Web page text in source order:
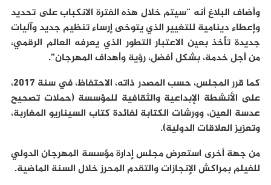
وأضاف البلاغ أنه “سيتم خلال هذه الفترة الانكباب على تحديد
وإعطاء دينامية للتغيير الذي يتوخى إرساء تنظيم جديد وآليات
جديدة تأخذ بعين الاعتبار التطور الذي يعرفه العالم الرقمي،
من أجل خدمة، بشكل أفضل، رؤية وأهداف المهرجان”.
كما قرر المجلس، حسب المصدر ذاته، الاحتفاظ، في سنة 2017،
على الأنشطة الإبداعية والثقافية للمؤسسة (حملات تصحيح
عدسة العين، وورشات الكتابة لفائدة كتاب السيناريو المغاربة،
وتعزيز العلاقات الدولية).
من جهة أخرى استعرض مجلس إدارة مؤسسة المهرجان الدولي
للفيلم بمراكش الإنجازات والتقدم المحرز خلال السنة الماضية.